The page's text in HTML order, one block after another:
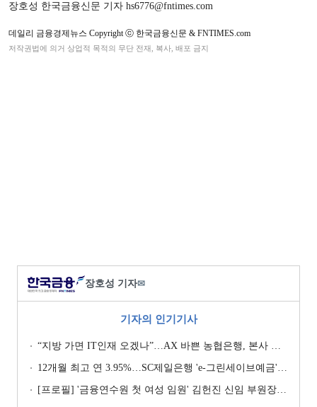
장호성 한국금융신문 기자 hs6776@fntimes.com
데일리 금융경제뉴스 Copyright ⓒ 한국금융신문 & FNTIMES.com
저작권법에 의거 상업적 목적의 무단 전재, 복사, 배포 금지
장호성 기자✉
기자의 인기기사
“지방 가면 IT인재 오겠나”…AX 바쁜 농협은행, 본사 이전설에 ‘긴장’ [막 오른 금융권 하투(夏鬪)]
12개월 최고 연 3.95%…SC제일은행 'e-그린세이브예금' [이주의 은행 예금금리-8월 1주]
[프로필] '금융연수원 첫 여성 임원' 김헌진 신임 부원장···교육·디지털·기획 '올라운더'